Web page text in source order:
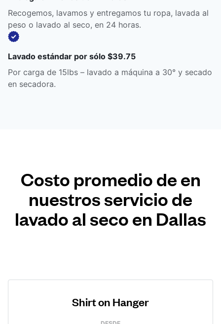
Recogemos, lavamos y entregamos tu ropa, lavada al
peso o lavado al seco, en 24 horas.
Lavado estándar por sólo $39.75
Por carga de 15lbs – lavado a máquina a 30° y secado
en secadora.
Costo promedio de en
nuestros servicio de
lavado al seco en Dallas
Shirt on Hanger